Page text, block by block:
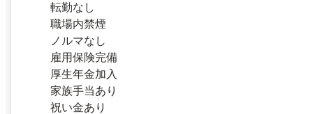
転勤なし
職場内禁煙
ノルマなし
雇用保険完備
厚生年金加入
家族手当あり
祝い金あり